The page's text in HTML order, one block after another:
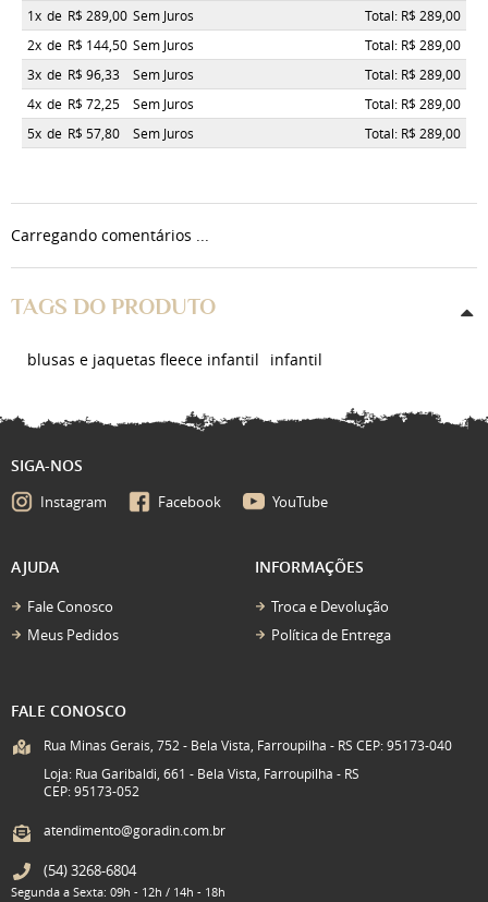
1x de R$ 289,00 Sem Juros
Total: R$ 289,00
2x de R$ 144,50 Sem Juros
Total: R$ 289,00
3x de R$ 96,33 Sem Juros
Total: R$ 289,00
4x de R$ 72,25 Sem Juros
Total: R$ 289,00
5x de R$ 57,80 Sem Juros Total: R$ 289,00
Carregando comentários ...
TAGS DO PRODUTO
blusas e jaquetas fleece infantil infantil
SIGA-NOS
Instagram Facebook YouTube
AJUDA
Fale Conosco
Meus Pedidos
INFORMAÇÕES
Troca e Devolução
Política de Entrega
FALE CONOSCO
Rua Minas Gerais, 752 - Bela Vista, Farroupilha - RS CEP: 95173-040
Loja: Rua Garibaldi, 661 - Bela Vista, Farroupilha - RS
CEP: 95173-052
atendimento@goradin.com.br
(54)3268-6804
Segunda a Sexta: 09h - 12h / 14h - 18h